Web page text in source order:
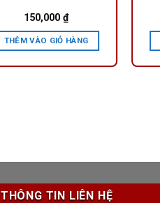
150,000₫
THÊM VÀO GIỎ HÀNG
THÔNG TIN LIÊN HỆ